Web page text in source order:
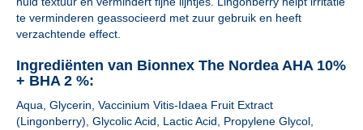
te verminderen geassocieerd met zuur gebruik en heeft
verzachtende effect.
Ingrediënten van Bionnex The Nordea AHA 10%
+ BHA 2 %:
Aqua, Glycerin, Vaccinium Vitis-Idaea Fruit Extract
(Lingonberry), Glycolic Acid, Lactic Acid, Propylene Glycol,